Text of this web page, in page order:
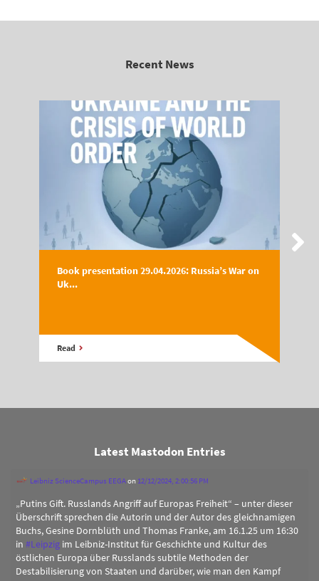
Recent News
Book presentation 29.04.2026: Russia’s War on
Uk...
Read
Latest Mastodon Entries
Leibniz ScienceCampus EEGAon 12/12/2024, 2:00:56 PM
„Putins Gift. Russlands Angriff auf Europas Freiheit“ – unter dieser
Überschrift sprechen die Autorin und der Autor des gleichnamigen
Buchs, Gesine Dornblüth und Thomas Franke, am 16.1.25 um 16:30
in #Leipzig im Leibniz-Institut für Geschichte und Kultur des
östlichen Europa über Russlands subtile Methoden der
Destabilisierung von Staaten und darüber, wie man den Kampf